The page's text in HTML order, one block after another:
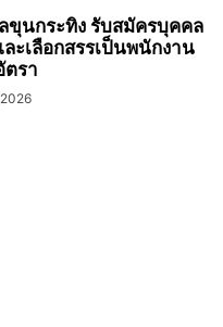
ขุนกระทิง รับสมัครบุคคล
ะเลือกสรรเป็นพนักงาน
ตรา